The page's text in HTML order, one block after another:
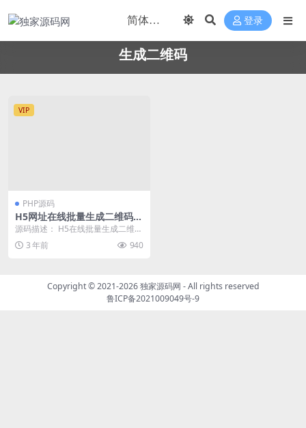
登录
生成二维码
VIP
PHP源码
H5网址在线批量生成二维码
本地接口生成全开源系统
源码描述： H5在线批量生成二维码
网站源码，程序采用本地接口支持
生成接口，生成后...
3 年前 940
Copyright © 2021-2026独家源码网 - All rights reserved
鲁ICP备2021009049号-9